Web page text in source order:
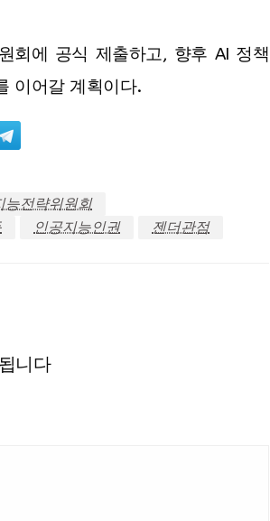
회에 공식 제출하고, 향후 AI 정책
이어갈 계획이다.
능전략위원회
인공지능인권
젠더관점
니다